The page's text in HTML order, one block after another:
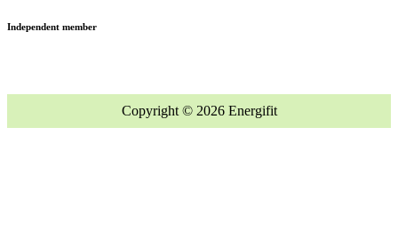
Independent member
Copyright © 2026 Energifit